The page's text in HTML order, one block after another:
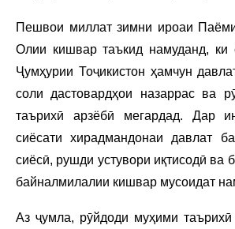
Пешвои миллат зимни ироаи
Олии кишвар таъкид намуданд, ки
Ҷумҳурии Тоҷикистон ҳамчун
соли дастовардҳои назаррас ва
таърихӣ арзёбӣ мегардад. Дар
сиёсати хирадмандонаи давлат
сиёсӣ, рушди устувори иқтисодӣ ва
байналмилалии кишвар мусоидат
Аз ҷумла, рӯйдоди муҳими